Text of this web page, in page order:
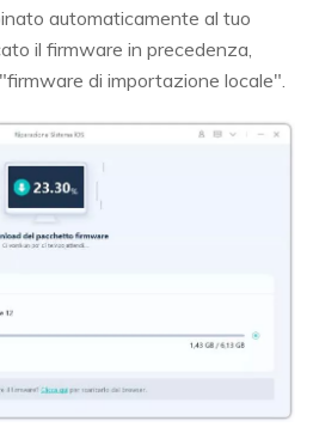
automaticamente al tuo
il firmware in precedenza,
di importazione locale".